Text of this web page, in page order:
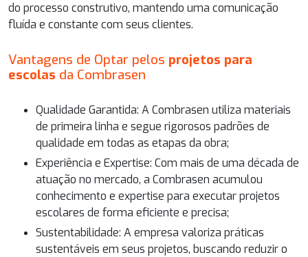
do processo construtivo, mantendo uma comunicação
fluída e constante com seus clientes.
Vantagens de Optar pelos projetos para
escolas da Combrasen
Qualidade Garantida: A Combrasen utiliza materiais
de primeira linha e segue rigorosos padrões de
qualidade em todas as etapas da obra;
Experiência e Expertise: Com mais de uma década de
atuação no mercado, a Combrasen acumulou
conhecimento e expertise para executar projetos
escolares de forma eficiente e precisa;
Sustentabilidade: A empresa valoriza práticas
sustentáveis em seus projetos, buscando reduzir o